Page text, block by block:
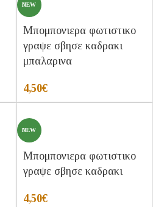
NEW
Μπομπονιερα φωτιστικο
γραψε σβησε καδρακι
μπαλαρινα
4,50€
NEW
Μπομπονιερα φωτιστικο
γραψε σβησε καδρακι
4,50€